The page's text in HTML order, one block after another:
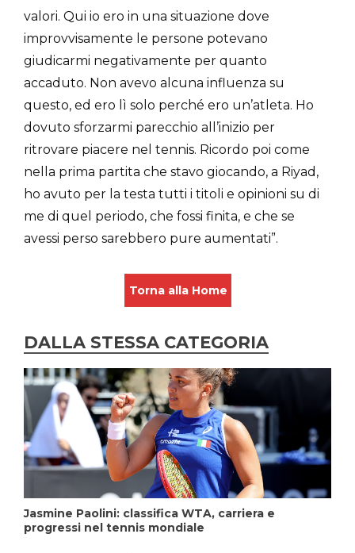
valori. Qui io ero in una situazione dove
improvvisamente le persone potevano
giudicarmi negativamente per quanto
accaduto. Non avevo alcuna influenza su
questo, ed ero lì solo perché ero un’atleta. Ho
dovuto sforzarmi parecchio all’inizio per
ritrovare piacere nel tennis. Ricordo poi come
nella prima partita che stavo giocando, a Riyad,
ho avuto per la testa tutti i titoli e opinioni su di
me di quel periodo, che fossi finita, e che se
avessi perso sarebbero pure aumentati”.
Torna alla Home
DALLA STESSA CATEGORIA
Jasmine Paolini: classifica WTA, carriera e
progressi nel tennis mondiale